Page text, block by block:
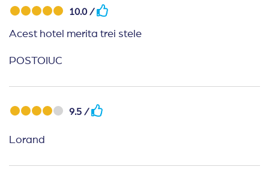
10.0 /
Acest hotel merita trei stele
POSTOIUC
9.5 /
Lorand